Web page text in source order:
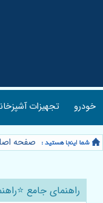
خودرو تجهیزات
صفحه
راهنمای جامع